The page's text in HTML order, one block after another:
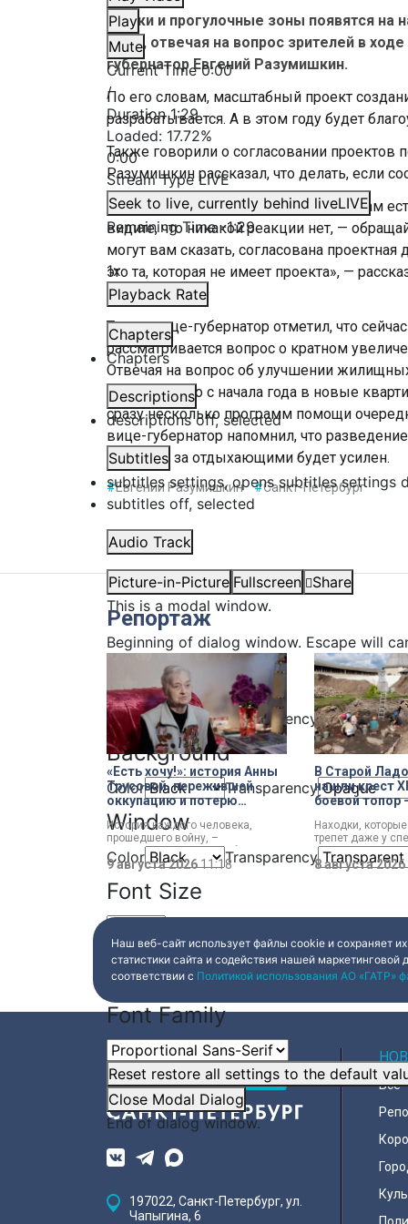
Play
Mute
Current Time0:00
/
Duration1:29
Loaded: 17.72%
0:00
Stream Type LIVE
Seek to live, currently behind liveLIVE
Remaining Time-1:29
1x
Playback Rate
Chapters
Chapters
Descriptions
descriptions off, selected
Subtitles
subtitles settings, opens subtitles settings
subtitles off, selected
Audio Track
Picture-in-Picture Fullscreen
Share
This is a modal window.
Beginning of dialog window. Escape will
Text
Color Transparency
Background
Color Transparency
Window
Color Transparency
Font Size
Text Edge Style
Font Family
Reset restore all settings to the default
Close Modal Dialog
End of dialog window.
Пляжи и прогулочные зоны появятся на
этом, отвечая на вопрос зрителей в
губернатор Евгений Разумишкин.
По его словам, масштабный проект
разрабатывается. А в этом году будет
Также говорили о согласовании проектов
Разумишкин рассказал, что делать, если
«Создан сайт «Перепланировка.рф», там
видите, что никакой реакции нет, —
могут вам сказать, согласована
это та, которая не имеет проекта», —
Разумишкин.
Также вице-губернатор отметил, что
рассматривается вопрос о кратном
Отвечая на вопрос об улучшении
рассказал, что с начала года в новые
сразу несколько программ помощи
вице-губернатор напомнил, что
контроль за отдыхающими будет усилен.
#Евгений Разумишкин #Санкт-Петербург
Репортаж
«Есть хочу!»: история Анны
Трусовой, пережившей
оккупацию и потерю
близких в 12 лет
История каждого человека,
прошедшего войну, –
напоминание о цене победы.
Сколько испытаний выпало на
долю блокадников, тружеников
тыла, солдат, женщин и, конечно
же, детей. Три года скитаний,
потеря близких, голод – в 12 лет
судьбе Анны Трусовой,
пережившей оккупацию
Павловска и потерю близких.
9 августа 202611:18
В Старой
нашли крест
боевой топор
Находки,
трепет даже у
Нательный крест
более тысячи лет
– вот главные
8 августа 2026
Наш веб-сайт использует файлы cookie и сохраняет
статистики сайта и содействия нашей
соответствии с Политикой использования АО «ГАТР»
197022, Санкт-Петербург, ул.
Чапыгина, 6
Все